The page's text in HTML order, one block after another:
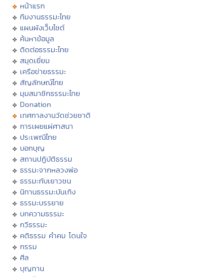
หน้าแรก
ทีมงานธรรมะไทย
แผนผังเว็บไซต์
ค้นหาข้อมูล
ติดต่อธรรมะไทย
สมุดเยี่ยม
เครือข่ายธรรมะ
สัญลักษณ์ไทย
มุมสมาชิกธรรมะไทย
Donation
เทศกาลงานวัดช่วยชาติ
การเผยแผ่ศาสนา
ประเพณีไทย
บอกบุญ
สถานปฏิบัติธรรม
ธรรมะจากหลวงพ่อ
ธรรมะกับเยาวชน
นิทานธรรมะบันเทิง
ธรรมะบรรยาย
บทความธรรมะ
กวีธรรมะ
คติธรรม คำคม โดนใจ
กรรม
ศีล
บุญทาน